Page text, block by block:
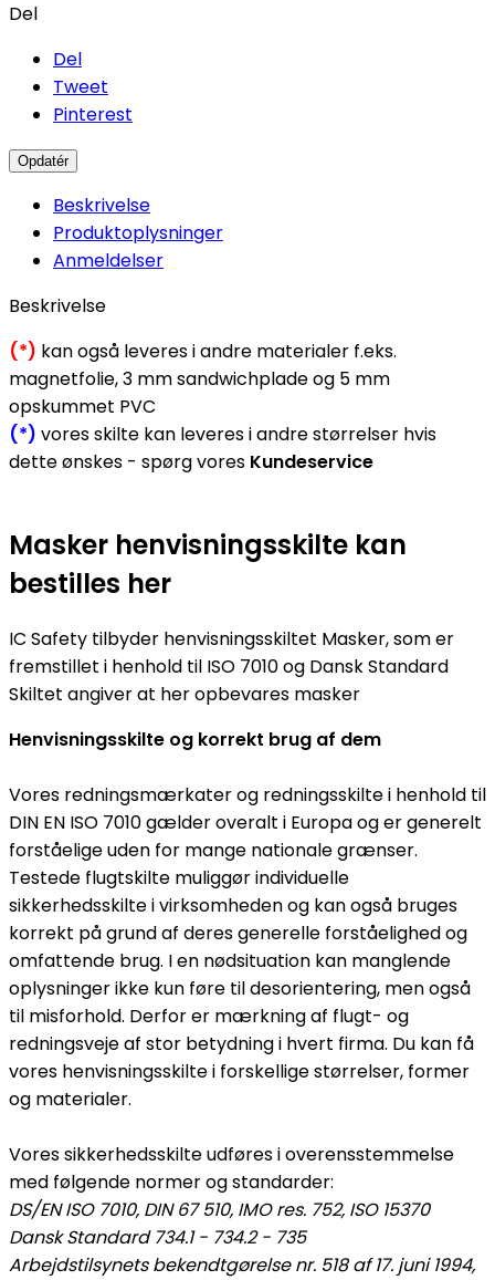
Del
Del
Tweet
Pinterest
Beskrivelse
Produktoplysninger
Anmeldelser
Beskrivelse
(*) kan også leveres i andre materialer f.eks.
magnetfolie, 3 mm sandwichplade og 5 mm
opskummet PVC
(*) vores skilte kan leveres i andre størrelser hvis
dette ønskes - spørg vores Kundeservice
Masker henvisningsskilte kan
bestilles her
IC Safety tilbyder henvisningsskiltet Masker, som er
fremstillet i henhold til ISO 7010 og Dansk Standard
Skiltet angiver at her opbevares masker
Henvisningsskilte og korrekt brug af dem
Vores redningsmærkater og redningsskilte i henhold til
DIN EN ISO 7010 gælder overalt i Europa og er generelt
forståelige uden for mange nationale grænser.
Testede flugtskilte muliggør individuelle
sikkerhedsskilte i virksomheden og kan også bruges
korrekt på grund af deres generelle forståelighed og
omfattende brug. I en nødsituation kan manglende
oplysninger ikke kun føre til desorientering, men også
til misforhold. Derfor er mærkning af flugt- og
redningsveje af stor betydning i hvert firma. Du kan få
vores henvisningsskilte i forskellige størrelser, former
og materialer.
Vores sikkerhedsskilte udføres i overensstemmelse
med følgende normer og standarder:
DS/EN ISO 7010, DIN 67 510, IMO res. 752, ISO 15370
Dansk Standard 734.1 - 734.2 - 735
Arbejdstilsynets bekendtgørelse nr. 518 af 17. juni 1994,